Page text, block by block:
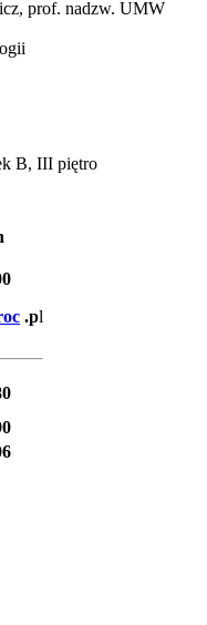
prof. nadzw. UMW
B, III piętro
.pl